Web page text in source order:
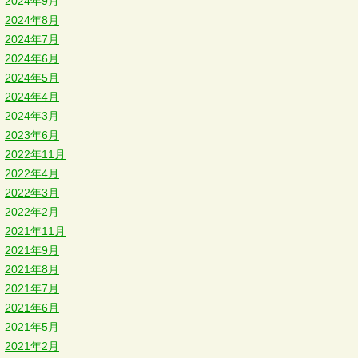
2024年8月
2024年7月
2024年6月
2024年5月
2024年4月
2024年3月
2023年6月
2022年11月
2022年4月
2022年3月
2022年2月
2021年11月
2021年9月
2021年8月
2021年7月
2021年6月
2021年5月
2021年2月